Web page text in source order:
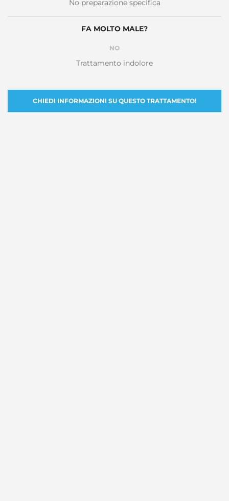
No preparazione specifica
FA MOLTO MALE?
NO
Trattamento indolore
CHIEDI INFORMAZIONI SU QUESTO TRATTAMENTO!